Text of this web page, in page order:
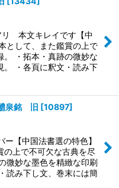
本文キレイです【中
として、また鑑賞の上で
。 ・拓本・真跡の微妙な
。 ・各頁に釈文・読み下
泉銘 旧 [10897]
【中国法書選の特色】
の上で不可欠な古典を尽
微妙な墨色を精緻な印刷
読み下し文、巻末には簡